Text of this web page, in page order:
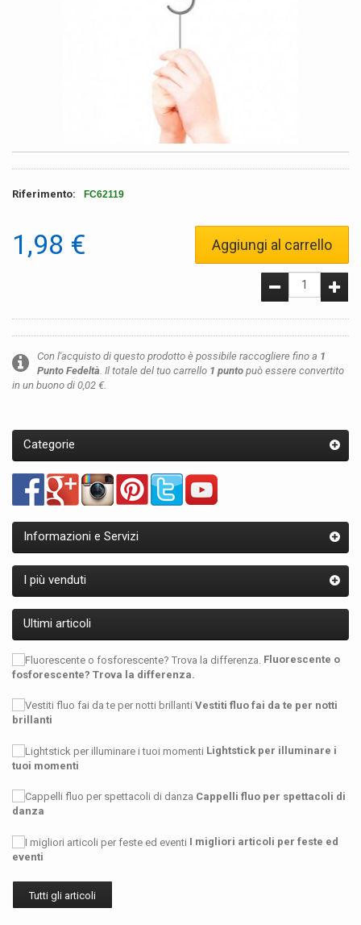
Riferimento: FC62119
1,98 € Aggiungi al carrello
Con l'acquisto di questo prodotto è possibile raccogliere fino a 1
Punto Fedeltà. Il totale del tuo carrello 1 punto può essere convertito
in un buono di 0,02 €.
Categorie
Informazioni e Servizi
I più venduti
Ultimi articoli
Fluorescente o
fosforescente? Trova la differenza.
Vestiti fluo fai da te per notti
brillanti
Lightstick per illuminare i
tuoi momenti
Cappelli fluo per spettacoli di
danza
I migliori articoli per feste ed
eventi
Tutti gli articoli